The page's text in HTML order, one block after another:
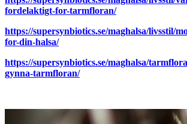
fordelaktigt-for-tarmfloran/
https://supersynbiotics.se/maghalsa/livsstil/
for-din-halsa/
https://supersynbiotics.se/maghalsa/
gynna-tarmfloran/